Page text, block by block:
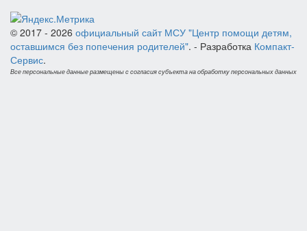
© 2017 - 2026 официальный сайт МСУ "Центр помощи детям,
оставшимся без попечения родителей". - Разработка Компакт-
Сервис.
Все персональные данные размещены с согласия субъекта на обработку персональных данных